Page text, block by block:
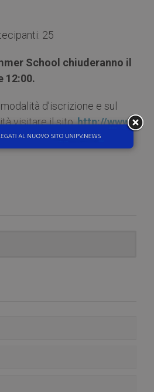
25
School chiuderanno il
12:00.
d’iscrizione e sul
visitare il sito:http://www-